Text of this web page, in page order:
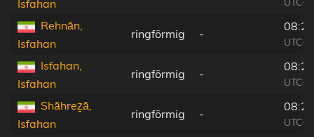
Isfahan
Rehnān,
Isfahan
ringförmig -
Isfahan,
Isfahan
ringförmig -
Shāhreẕā,
Isfahan
ringförmig -